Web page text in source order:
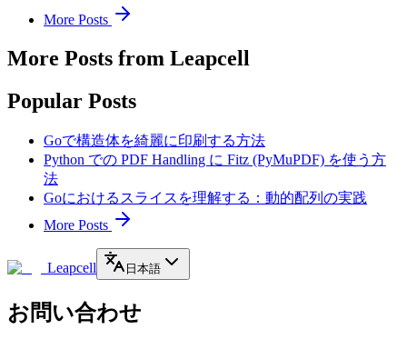
More Posts
More Posts from Leapcell
Popular Posts
Goで構造体を綺麗に印刷する方法
Python での PDF Handling に Fitz (PyMuPDF) を使う方
法
Goにおけるスライスを理解する：動的配列の実践
More Posts
Leapcell 日本語
お問い合わせ